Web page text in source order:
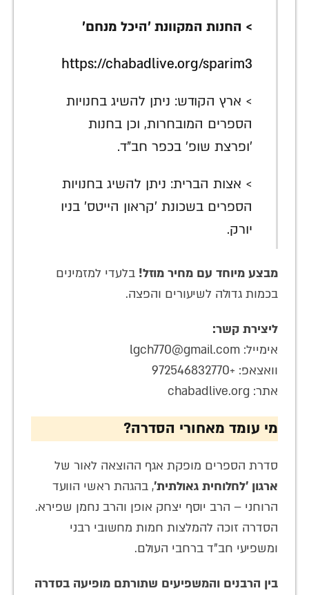
> החנות המקוונת 'היכל מנחם'
https://chabadlive.org/sparim3
> ארץ הקודש: ניתן להשיג בחנויות
הספרים המובחרות, וכן בחנות
'ופרצת שופ' בכפר חב"ד.
> אצות הברית: ניתן להשיג בחנויות
הספרים בשכונת 'קראון הייטס' בניו
יורק.
מבצע מיוחד עם מחיר מוזל! בלעדי למזמינים
בכמות גדולה לשיעורים והפצה.
ליצירת קשר:
אימייל: lgch770@gmail.com
וואצאפ: +972546832770
אתר: chabadlive.org
מי עומד מאחורי הסדרה?
סדרת הספרים מופקת אגף ההוצאה לאור של
ארגון 'לחלוחית גאולתית', בהגהת ראשי הוועד
הרוחני – הרב יוסף יצחק אופן והרב נחמן שפירא.
הסדרה זוכה להמלצות חמות מחשובי רבני
ומשפיעי חב"ד ברחבי העולם.
בין הרבנים והמשפיעים שתורתם מופיעה בסדרה